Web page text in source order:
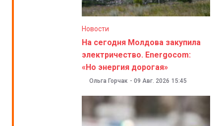
Новости
На сегодня Молдова закупила
электричество. Energocom:
«Но энергия дорогая»
Ольга Горчак - 09 Авг. 2026 15:45